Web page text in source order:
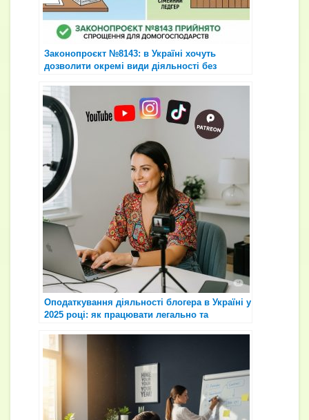
Законопроєкт №8143: в Україні хочуть
дозволити окремі види діяльності без
домогосподарств
Оподаткування діяльності блогера в Україні у
2025 році: як працювати легально та